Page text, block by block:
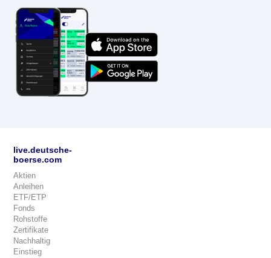
live.deutsche-
boerse.com
Aktien
Anleihen
ETF/ETP
Fonds
Rohstoffe
Zertifikate
Nachhaltig
Einstieg